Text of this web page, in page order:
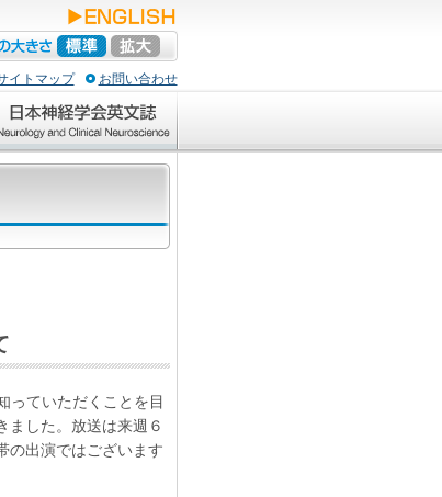
イトマップ お問い合わせ
っていただくことを目
ました。放送は来週６
の出演ではございます